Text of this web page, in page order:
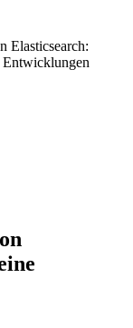
Elasticsearch: